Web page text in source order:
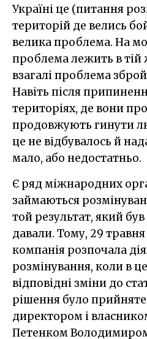
Україні це (питання
територій де велись
велика проблема. На
проблема лежить в тій
взагалі проблема
Навіть після
територіях, де вони
продовжують гинути
це не відбувалось й
мало, або недостатньо.
Є ряд міжнародних
займаються
той результат, який
давали. Тому, 29
компанія розпочала
розмінування, коли в
відповідні зміни до
рішення було
директором і
Петенком